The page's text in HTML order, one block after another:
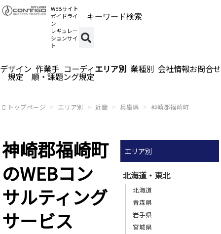
WEBサイト
ガイドライ
ン
レギュレー
ションサイ
ト
デザイン
規定
作業手
順・課題
コーディ
ング規定
エリア別 業種別 会社情報お問合せ
トップページ エリア別 近畿 兵庫県 神崎郡福崎町
神崎郡福崎町
のWEBコン
サルティング
サービス
エリア別
北海道・東北
北海道
青森県
岩手県
宮城県